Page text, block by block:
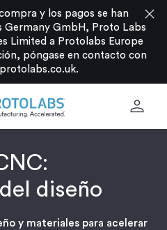
y los pagos se han
Germany GmbH, Proto Labs
Limited a Protolabs Europe
póngase en contacto con
.
close
person
diseño
y materiales para acelerar